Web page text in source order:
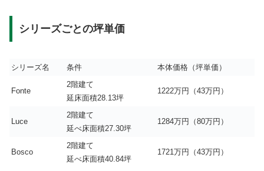
シリーズごとの坪単価
シリーズ名 条件 本体価格（坪単価）
Fonte
2階建て
延床面積28.13坪
1222万円（43万円）
Luce
2階建て
延べ床面積27.30坪
1284万円（80万円）
Bosco
2階建て
延べ床面積40.84坪
1721万円（43万円）